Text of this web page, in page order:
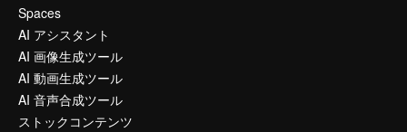
Spaces
AI アシスタント
AI 画像生成ツール
AI 動画生成ツール
AI 音声合成ツール
ストックコンテンツ